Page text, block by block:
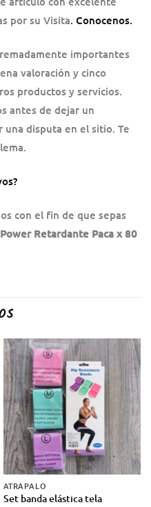
por su Visita. Conocenos.
importantes
valoración y cinco
productos y servicios.
antes de dejar un
disputa en el sitio. Te
con el fin de que sepas
Retardante Paca x 80
ATRÁPALO
Set banda elástica tela